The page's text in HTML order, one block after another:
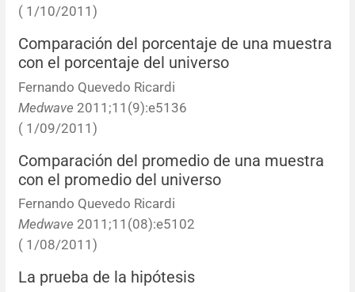
Patrocinadores y financiamiento
Editores
Comité editorial
Resúmenes de congresos
( 1/10/2011)
Comparación del porcentaje de una muestra
con el porcentaje del universo
Fernando Quevedo Ricardi
Medwave 2011;11(9):e5136
( 1/09/2011)
Comparación del promedio de una muestra
con el promedio del universo
Fernando Quevedo Ricardi
Medwave 2011;11(08):e5102
( 1/08/2011)
La prueba de la hipótesis